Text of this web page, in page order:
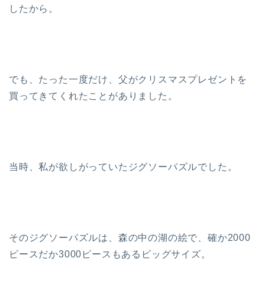
したから。
でも、たった一度だけ、父がクリスマスプレゼントを
買ってきてくれたことがありました。
当時、私が欲しがっていたジグソーパズルでした。
そのジグソーパズルは、森の中の湖の絵で、確か2000
ピースだか3000ピースもあるビッグサイズ。